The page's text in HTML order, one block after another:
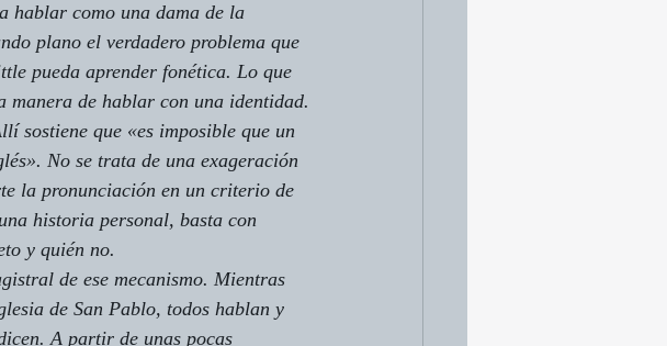
hablar como una dama de la
plano el verdadero problema que
pueda aprender fonética. Lo que
manera de hablar con una identidad.
sostiene que «es imposible que un
No se trata de una exageración
la pronunciación en un criterio de
historia personal, basta con
y quién no.
de ese mecanismo. Mientras
de San Pablo, todos hablan y
A partir de unas pocas